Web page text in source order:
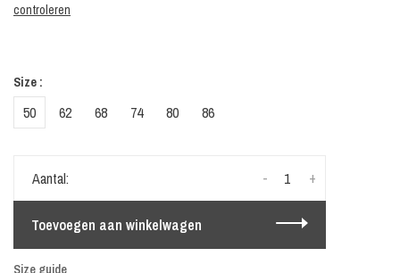
controleren
Size :
50 62 68 74 80 86
Aantal: +
-
Toevoegen aan winkelwagen
Size guide